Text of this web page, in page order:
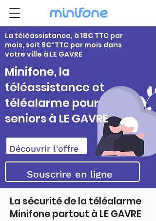
La téléassistance, à 18€ TTC par
mois, soit 9€*TTC par mois dans
votre ville à LE GAVRE
Minifone, la
téléassistance et
téléalarme pour
seniors à LE GAVRE
Découvrir l'offre
Souscrire en ligne
La sécurité de la téléalarme
Minifone partout à LE GAVRE